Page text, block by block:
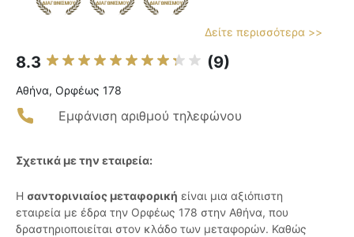
Δείτε περισσότερα >>
8.3 (9)
Αθήνα, Ορφέως 178
Εμφάνιση αριθμού τηλεφώνου
Σχετικά με την εταιρεία:
Η σαντορινιαίος μεταφορική είναι μια αξιόπιστη
εταιρεία με έδρα την Ορφέως 178 στην Αθήνα, που
δραστηριοποιείται στον κλάδο των μεταφορών. Καθώς